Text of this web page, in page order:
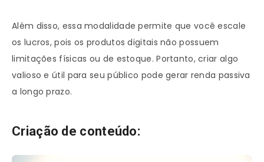
Além disso, essa modalidade permite que você escale
os lucros, pois os produtos digitais não possuem
limitações físicas ou de estoque. Portanto, criar algo
valioso e útil para seu público pode gerar renda passiva
a longo prazo.
Criação de conteúdo: